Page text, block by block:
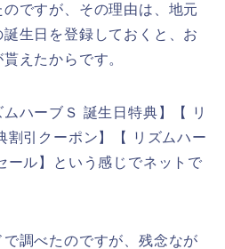
ですが、その理由は、地元
生日を登録しておくと、お
えたからです。
ハーブＳ 誕生日特典】【 リ
割引クーポン】【 リズムハー
ール】という感じでネットで
調べたのですが、残念なが